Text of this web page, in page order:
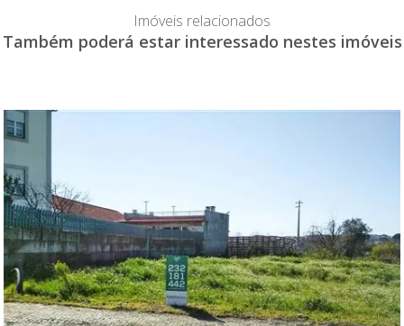
Imóveis relacionados
Também poderá estar interessado nestes imóveis